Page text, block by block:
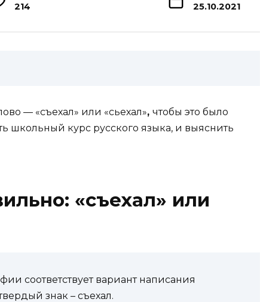
214 25.10.2021
— «съехал» или «сьехал», чтобы это было
школьный курс русского языка, и выяснить
«съехал» или
соответствует вариант написания
знак – съехал.